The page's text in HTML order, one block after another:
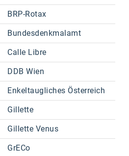
BRP-Rotax
Bundesdenkmalamt
Calle Libre
DDB Wien
Enkeltaugliches Österreich
Gillette
Gillette Venus
GrECo